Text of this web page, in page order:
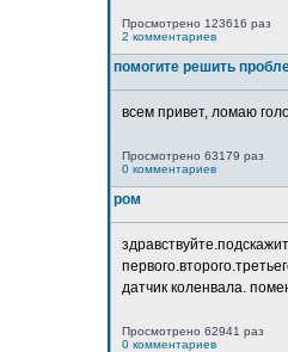
Просмотрено 123616 раз
2 комментариев
помогите решить
всем привет, ломаю
Просмотрено 63179 раз
0 комментариев
ром
датчик коленвала.
Просмотрено 62941 раз
0 комментариев